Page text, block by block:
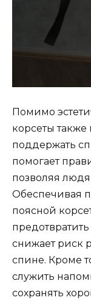
Помимо
корсеты
поддержать
помогает
позволяя
Обеспечивая
поясной
предотвратить
снижает риск
спине. Кроме
служить
сохранять